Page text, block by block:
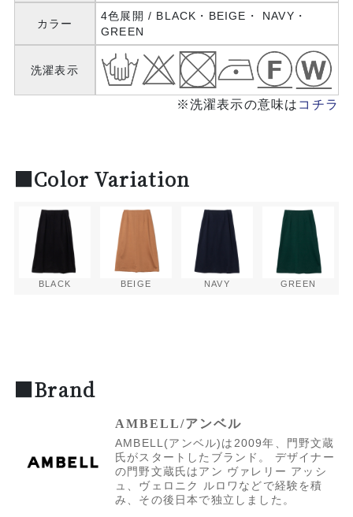
カラー
4色展開 / BLACK・BEIGE・ NAVY・
GREEN
洗濯表示
※洗濯表示の意味は コチラ
■Color Variation
BLACK BEIGE NAVY GREEN
■Brand
AMBELL/アンベル
AMBELL(アンベル)は2009年、門野文蔵
氏がスタートしたブランド。 デザイナー
の門野文蔵氏はアン ヴァレリー アッシ
ュ、ヴェロニク ルロワなどで経験を積
み、その後日本で独立しました。